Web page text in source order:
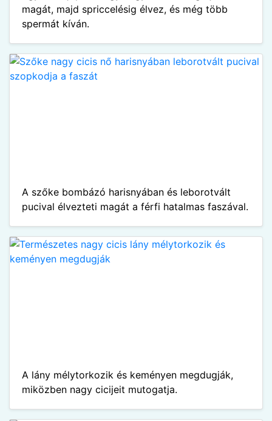
magát, majd spriccelésig élvez, és még több
spermát kíván.
A szőke bombázó harisnyában és leborotvált
pucival élvezteti magát a férfi hatalmas faszával.
A lány mélytorkozik és keményen megdugják,
miközben nagy cicijeit mutogatja.